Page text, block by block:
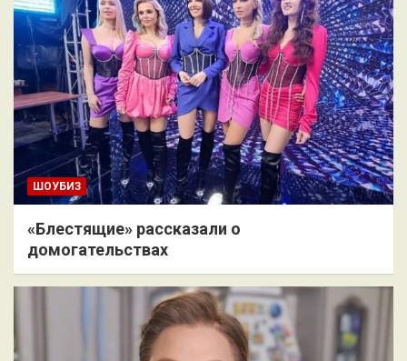
ШОУБИЗ
«Блестящие» рассказали о
домогательствах